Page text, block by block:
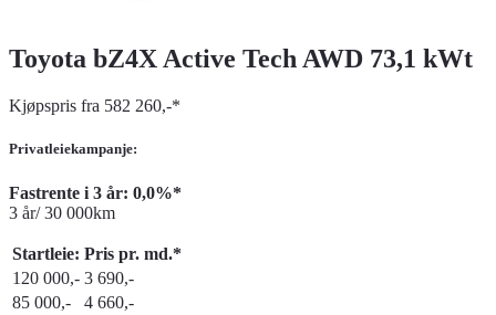
Toyota bZ4X Active Tech AWD 73,1 kWt
Kjøpspris fra 582 260,-*
Privatleiekampanje:
Fastrente i 3 år: 0,0%*
3 år/ 30 000km
Startleie: Pris pr. md.*
120 000,- 3 690,-
85 000,-
4 660,-